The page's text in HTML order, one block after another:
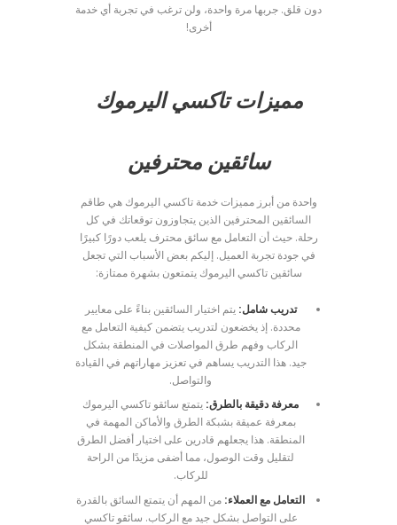
دون قلق. جربها مرة واحدة، ولن ترغب في تجربة أي خدمة
أخرى!
مميزات تاكسي اليرموك
سائقين محترفين
واحدة من أبرز مميزات خدمة تاكسي اليرموك هي طاقم
السائقين المحترفين الذين يتجاوزون توقعاتك في كل
رحلة. حيث أن التعامل مع سائق محترف يلعب دورًا كبيرًا
في جودة تجربة العميل. إليكم بعض الأسباب التي تجعل
سائقين تاكسي اليرموك يتمتعون بشهرة ممتازة:
تدريب شامل: يتم اختيار السائقين بناءً على معايير
محددة. إذ يخضعون لتدريب يتضمن كيفية التعامل مع
الركاب وفهم طرق المواصلات في المنطقة بشكل
جيد. هذا التدريب يساهم في تعزيز مهاراتهم في القيادة
والتواصل.
معرفة دقيقة بالطرق: يتمتع سائقو تاكسي اليرموك
بمعرفة عميقة بشبكة الطرق والأماكن المهمة في
المنطقة. هذا يجعلهم قادرين على اختيار أفضل الطرق
لتقليل وقت الوصول، مما أضفى مزيدًا من الراحة
للركاب.
التعامل مع العملاء: من المهم أن يتمتع السائق بالقدرة
على التواصل بشكل جيد مع الركاب. سائقو تاكسي